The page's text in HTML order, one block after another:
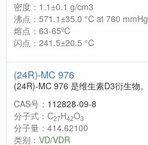
密度：1.1±0.1 g/cm3
沸点：571.1±35.0 °C at 760 mmHg
熔点：63-65ºC
闪点：241.5±20.5 °C
(24R)-MC 976
(24R)-MC 976 是维生素D3衍生物。
CAS号： 112828-09-8
分子式：C27H42O3
分子量：414.62100
类别： VD/VDR